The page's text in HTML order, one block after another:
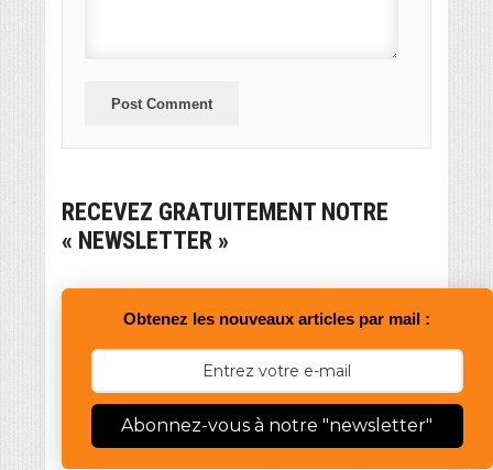
RECEVEZ GRATUITEMENT NOTRE
« NEWSLETTER »
Obtenez les nouveaux articles par mail :
Abonnez-vous à notre "newsletter"